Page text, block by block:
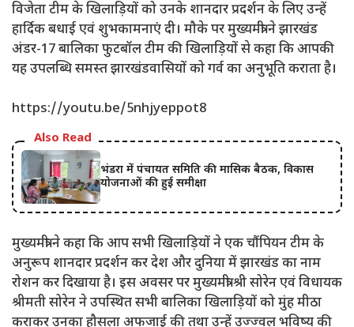
विजेता टीम के खिलाड़ियों को उनके शानदार प्रदर्शन के लिए उन्हें
हार्दिक बधाई एवं शुभकामनाएं दी। मौके पर मुख्यमंत्री ने झारखंड
अंडर-17 बालिका फुटबॉल टीम की खिलाड़ियों से कहा कि आपकी
यह उपलब्धि समस्त झारखंडवासियों को गर्व का अनुभूति कराता है।
https://youtu.be/5nhjyeppot8
Also Read
भंडरा में पंचायत समिति की मासिक बैठक, विकास
योजनाओं की हुई समीक्षा
मुख्यमंत्री ने कहा कि आप सभी खिलाड़ियों ने एक चौंपियन टीम के
अनुरूप शानदार प्रदर्शन कर देश और दुनिया में झारखंड का नाम
रोशन कर दिखाया है। इस अवसर पर मुख्यमंत्री श्री सोरेन एवं विधायक
श्रीमती सोरेन ने उपस्थित सभी बालिका खिलाड़ियों को मुंह मीठा
कराकर उनका हौसला अफजाई की तथा उन्हें उज्ज्वल भविष्य की